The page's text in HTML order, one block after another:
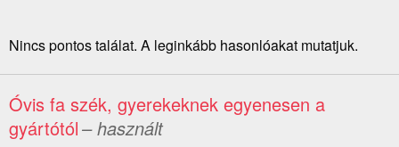
Nincs pontos találat. A leginkább hasonlóakat mutatjuk.
Óvis fa szék, gyerekeknek egyenesen a
gyártótól– használt